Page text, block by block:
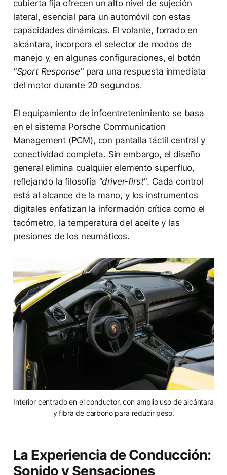
cubierta fija ofrecen un alto nivel de sujeción
lateral, esencial para un automóvil con estas
capacidades dinámicas. El volante, forrado en
alcántara, incorpora el selector de modos de
manejo y, en algunas configuraciones, el botón
"Sport Response"para una respuesta inmediata
del motor durante 20 segundos.
El equipamiento de infoentretenimiento se basa
en el sistema Porsche Communication
Management (PCM), con pantalla táctil central y
conectividad completa. Sin embargo, el diseño
general elimina cualquier elemento superfluo,
reflejando la filosofía "driver-first". Cada control
está al alcance de la mano, y los instrumentos
digitales enfatizan la información crítica como el
tacómetro, la temperatura del aceite y las
presiones de los neumáticos.
Interior centrado en el conductor, con amplio uso de alcántara
y fibra de carbono para reducir peso.
La Experiencia de Conducción:
Sonido y Sensaciones